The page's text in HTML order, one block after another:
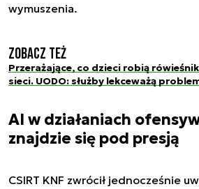
wymuszenia.
Zobacz też
Przerażające, co dzieci robią
sieci. UODO: służby lekceważą
AI w działaniach
znajdzie się pod presją
CSIRT KNF zwrócił jednocześnie